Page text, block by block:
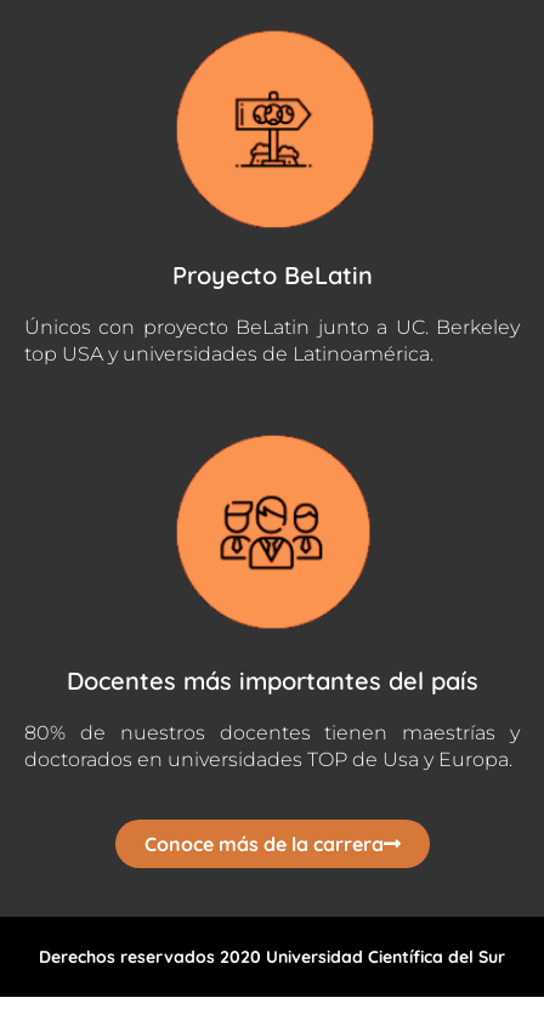
Proyecto BeLatin
Únicos con proyecto BeLatin junto a UC. Berkeley
top USA y universidades de Latinoamérica.
Docentes más importantes del país
80% de nuestros docentes tienen maestrías y
doctorados en universidades TOP de Usa y Europa.
Conoce más de la carrera
Derechos reservados 2020 Universidad Científica del Sur